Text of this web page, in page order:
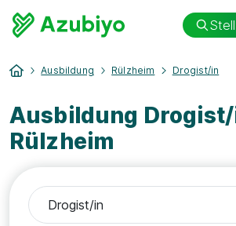
Ausbildung Rülzheim Drogist/in
Ausbildung
Rülzheim